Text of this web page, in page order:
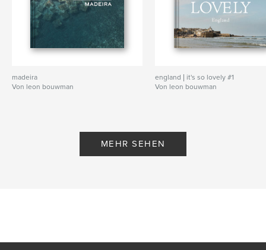
madeira
Von leon bouwman
england | it's so lovely #1
Von leon bouwman
MEHR SEHEN